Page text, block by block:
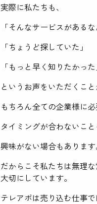
実際に私たちも、
「そんなサービスがある
「ちょうど探していた」
「もっと早く知りたかった
というお声をいただくこと
もちろん全ての企業様に
タイミングが合わないこと
興味がない場合もあります
だからこそ私たちは無理
大切にしています。
テレアポは売り込む仕事で